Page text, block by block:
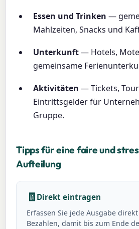
Essen und Trinken —
Mahlzeiten, Snacks und
Unterkunft— Hotels,
gemeinsame
Aktivitäten — Tickets,
Eintrittsgelder für
Gruppe.
Tipps für eine faire und
Aufteilung
🧾 Direkt eintragen
Erfassen Sie jede Ausgabe
Bezahlen, damit bis zum Ende